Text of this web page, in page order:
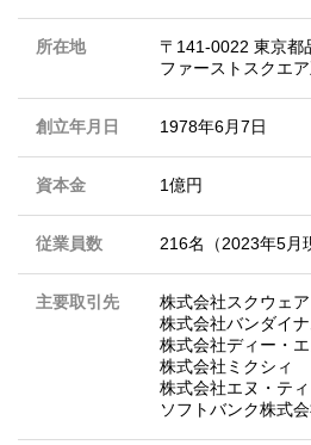
所在地
〒141-0022 東京都
ファーストスクエ
創立年月日 1978年6月7日
資本金 1億円
従業員数 216名（2023年5月
主要取引先
株式会社スクウェ
株式会社バンダイ
株式会社ディー・
株式会社ミクシィ
株式会社エヌ・テ
ソフトバンク株式